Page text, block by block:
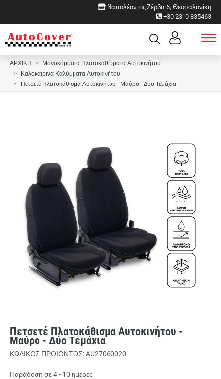
Ναπολέοντος Ζέρβα 6, Θεσσαλονίκη
+30 2310 835463
ΑΡΧΙΚΗ
Μονοκόμματα Πλατοκαθίσματα Αυτοκινήτου
Καλοκαιρινά Καλύμματα Αυτοκινήτου
Πετσετέ Πλατοκάθισμα Αυτοκινήτου - Μαύρο - Δύο Τεμάχια
Πετσετέ Πλατοκάθισμα Αυτοκινήτου -
Μαύρο - Δύο Τεμάχια
ΚΩΔΙΚΟΣ ΠΡΟΙΟΝΤΟΣ: AU27060020
Παράδοση σε 4 - 10 ημέρες